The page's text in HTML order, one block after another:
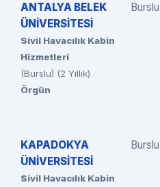
ANTALYA BELEK
ÜNİVERSİTESİ
Sivil Havacılık Kabin
Hizmetleri
(Burslu) (2 Yıllık)
Örgün
Burslu
KAPADOKYA
ÜNİVERSİTESİ
Sivil Havacılık Kabin
Burslu